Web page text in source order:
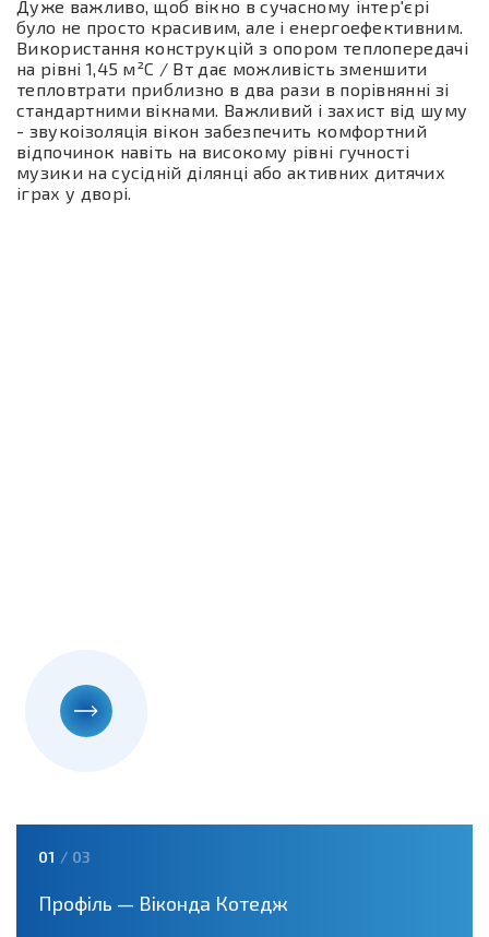
Дуже важливо, щоб вікно в сучасному інтер'єрі
було не просто красивим, але і енергоефективним.
Використання конструкцій з опором теплопередачі
на рівні 1,45 м²C / Вт дає можливість зменшити
тепловтрати приблизно в два рази в порівнянні зі
стандартними вікнами. Важливий і захист від шуму
- звукоізоляція вікон забезпечить комфортний
відпочинок навіть на високому рівні гучності
музики на сусідній ділянці або активних дитячих
іграх у дворі.
01 / 03
Профіль — Віконда Котедж
01 / 03
01 / 03